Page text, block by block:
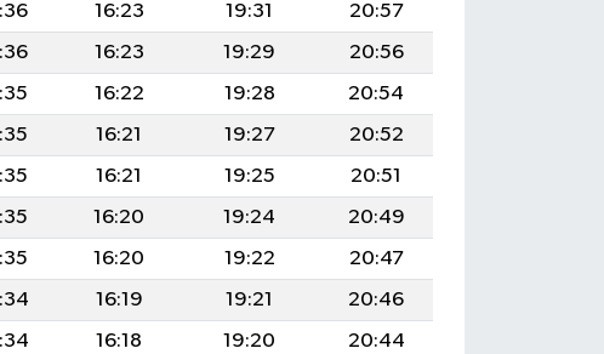
16:23 19:31
20:57
16:23 19:29
20:56
16:22 19:28
20:54
16:21 19:27
20:52
16:21 19:25
20:51
16:20 19:24
20:49
16:20 19:22
20:47
16:19 19:21
20:46
16:18 19:20
20:44